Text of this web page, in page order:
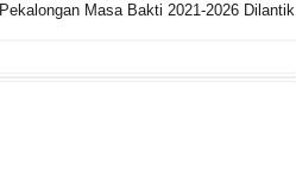
Pekalongan Masa Bakti 2021-2026 Dilantik